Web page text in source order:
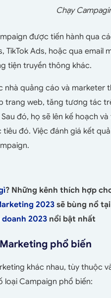
Chạy
được tiến hành qua
TikTok Ads, hoặc qua
tiện truyền thông khác.
nhà quảng cáo và
trang web, tăng tương tác
đó, họ sẽ lên kế hoạch
đó. Việc đánh giá kết
? Những kênh thích hợp
2023 sẽ bùng nổ
2023 nổi bật nhất
phổ biến
khác nhau, tùy thuộc
loại Campaign phổ biến: